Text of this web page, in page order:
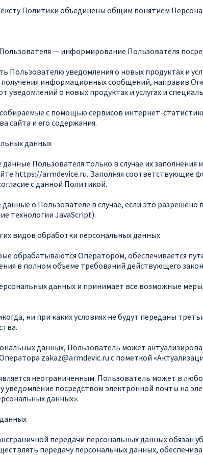
Политики объединены общим понятием
— информирование Пользователя
Пользователю уведомления о новых продуктах и
информационных сообщений, направив
уведомлений о новых продуктах и услугах и
с помощью сервисов интернет-
сайта и его содержания.
данных
Пользователя только в случае их
https://armdevice.ru. Заполняя соответствующие
с данной Политикой.
о Пользователе в случае, если это разрешено
технологии JavaScript).
видов обработки персональных данных
обрабатываются Оператором, обеспечивается
в полном объеме требований действующего
данных и принимает все возможные
ни при каких условиях не будут переданы
данных, Пользователь может
zakaz@armdevic.ru с пометкой
неограниченным. Пользователь может в
уведомление посредством электронной почты на
данных».
передачи персональных данных обязан
передачу персональных данных,